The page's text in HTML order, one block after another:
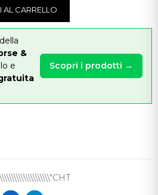
AL CARRELLO
&
e
Scopri i prodotti →